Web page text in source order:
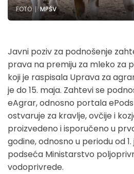
FOTO MPŠV
Javni poziv za podnošenje
prava na premiju za mleko za
koji je raspisala Uprava za
je do 15. maja. Zahtevi se
eAgrar, odnosno portala
ostvaruje za kravlje, ovčije i
proizvedeno i isporučeno u
godine, odnosno u periodu od
podseća Ministarstvo
vodoprivrede.